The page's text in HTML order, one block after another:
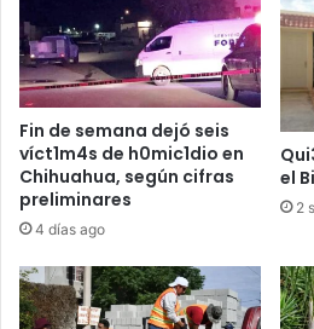
Fin de semana dejó seis
víct1m4s de h0mic1dio en
Chihuahua, según cifras
preliminares
4 días ago
el
2